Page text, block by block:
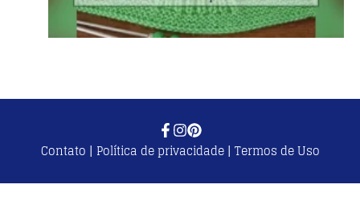
Contato | Política de privacidade| Termos de Uso